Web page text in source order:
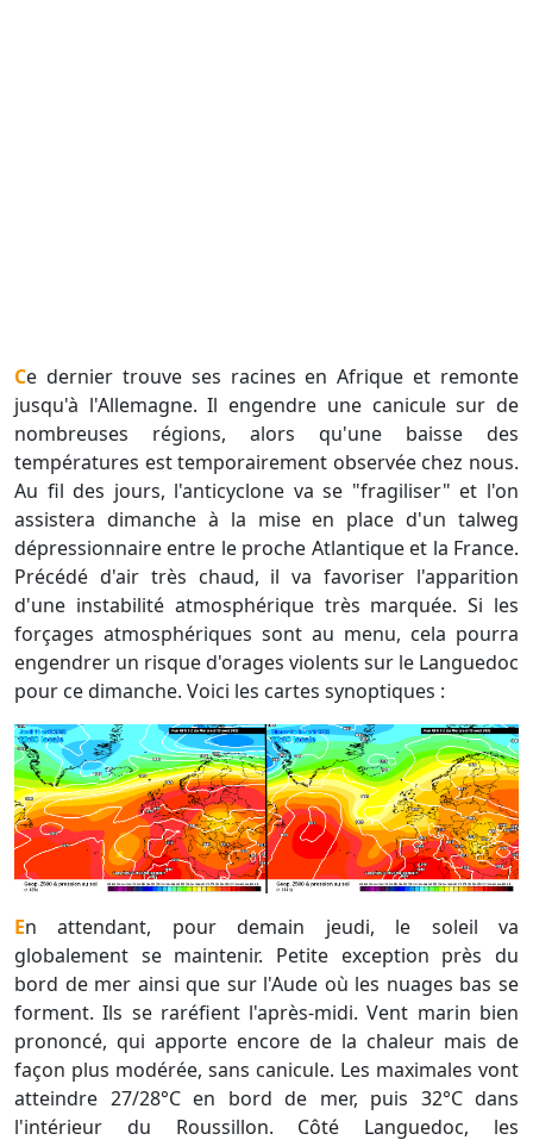
Ce dernier trouve ses racines en Afrique et remonte
jusqu'à l'Allemagne. Il engendre une canicule sur de
nombreuses régions, alors qu'une baisse des
températures est temporairement observée chez nous.
Au fil des jours, l'anticyclone va se "fragiliser" et l'on
assistera dimanche à la mise en place d'un talweg
dépressionnaire entre le proche Atlantique et la France.
Précédé d'air très chaud, il va favoriser l'apparition
d'une instabilité atmosphérique très marquée. Si les
forçages atmosphériques sont au menu, cela pourra
engendrer un risque d'orages violents sur le Languedoc
pour ce dimanche. Voici les cartes synoptiques :
En attendant, pour demain jeudi, le soleil va
globalement se maintenir. Petite exception près du
bord de mer ainsi que sur l'Aude où les nuages bas se
forment. Ils se raréfient l'après-midi. Vent marin bien
prononcé, qui apporte encore de la chaleur mais de
façon plus modérée, sans canicule. Les maximales vont
atteindre 27/28°C en bord de mer, puis 32°C dans
l'intérieur du Roussillon. Côté Languedoc, les